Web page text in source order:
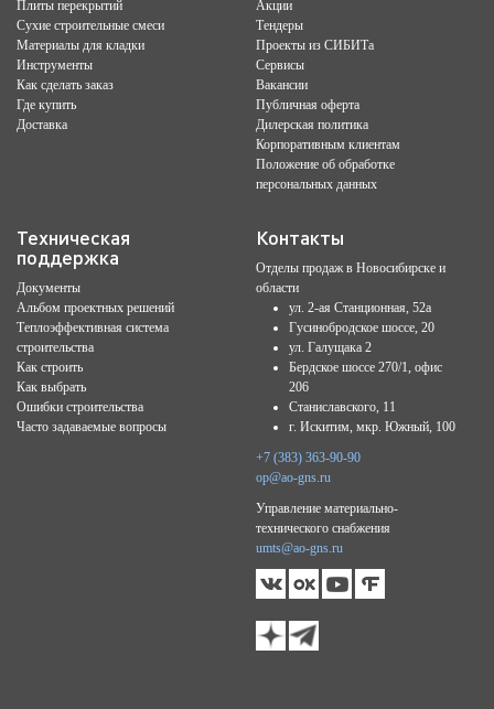
Плиты перекрытий
Сухие строительные смеси
Материалы для кладки
Инструменты
Как сделать заказ
Где купить
Доставка
Акции
Тендеры
Проекты из СИБИТа
Сервисы
Вакансии
Публичная оферта
Дилерская политика
Корпоративным клиентам
Положение об обработке
персональных данных
Техническая
поддержка
Документы
Альбом проектных решений
Теплоэффективная система
строительства
Как строить
Как выбрать
Ошибки строительства
Часто задаваемые вопросы
Контакты
Отделы продаж в Новосибирске и
области
ул. 2-ая Станционная, 52а
Гусинобродское шоссе, 20
ул. Галущака 2
Бердское шоссе 270/1, офис
206
Станиславского, 11
г. Искитим, мкр. Южный, 100
+7 (383) 363-90-90
op@ao-gns.ru
Управление материально-
технического снабжения
umts@ao-gns.ru